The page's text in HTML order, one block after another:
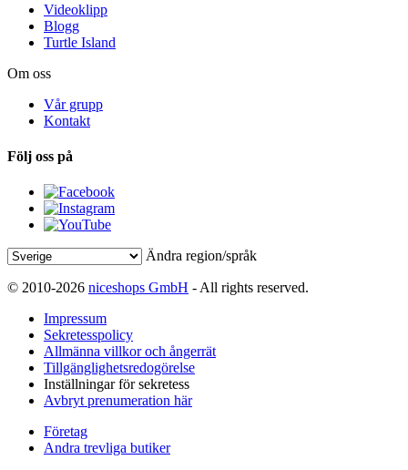
Videoklipp
Blogg
Turtle Island
Om oss
Vår grupp
Kontakt
Följ oss på
Ändra region/språk
© 2010-2026 niceshops GmbH - All rights reserved.
Impressum
Sekretesspolicy
Allmänna villkor och ångerrät
Tillgänglighetsredogörelse
Inställningar för sekretess
Avbryt prenumeration här
Företag
Andra trevliga butiker